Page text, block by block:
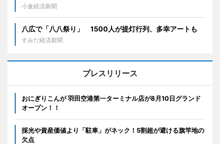
小倉経済新聞
八広で「八八祭り」 1500人が提灯行列、多幸アートも
すみだ経済新聞
プレスリリース
おにぎりこんが 羽田空港第一ターミナル店が8月10日グランド
オープン！！
採光や資産価値より「駐車」がネック！5割超が避ける旗竿地の
欠点